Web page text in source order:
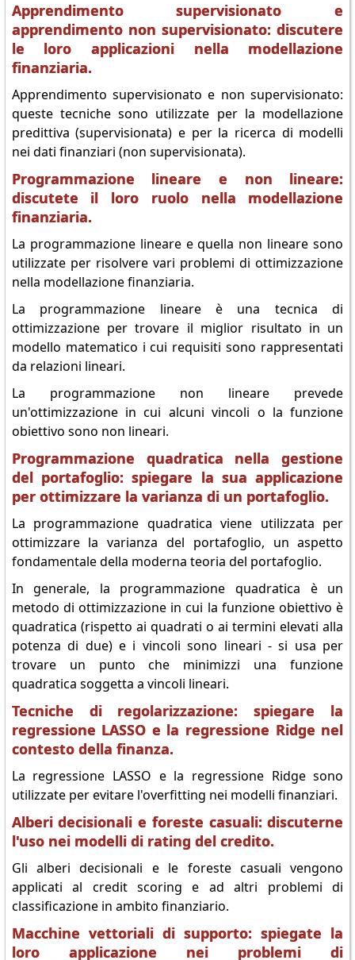
Apprendimento supervisionato e
apprendimento non supervisionato: discutere
le loro applicazioni nella modellazione
finanziaria.
Apprendimento supervisionato e non supervisionato:
queste tecniche sono utilizzate per la modellazione
predittiva (supervisionata) e per la ricerca di modelli
nei dati finanziari (non supervisionata).
Programmazione lineare e non lineare:
discutete il loro ruolo nella modellazione
finanziaria.
La programmazione lineare e quella non lineare sono
utilizzate per risolvere vari problemi di ottimizzazione
nella modellazione finanziaria.
La programmazione lineare è una tecnica di
ottimizzazione per trovare il miglior risultato in un
modello matematico i cui requisiti sono rappresentati
da relazioni lineari.
La programmazione non lineare prevede
un'ottimizzazione in cui alcuni vincoli o la funzione
obiettivo sono non lineari.
Programmazione quadratica nella gestione
del portafoglio: spiegare la sua applicazione
per ottimizzare la varianza di un portafoglio.
La programmazione quadratica viene utilizzata per
ottimizzare la varianza del portafoglio, un aspetto
fondamentale della moderna teoria del portafoglio.
In generale, la programmazione quadratica è un
metodo di ottimizzazione in cui la funzione obiettivo è
quadratica (rispetto ai quadrati o ai termini elevati alla
potenza di due) e i vincoli sono lineari - si usa per
trovare un punto che minimizzi una funzione
quadratica soggetta a vincoli lineari.
Tecniche di regolarizzazione: spiegare la
regressione LASSO e la regressione Ridge nel
contesto della finanza.
La regressione LASSO e la regressione Ridge sono
utilizzate per evitare l'overfitting nei modelli finanziari.
Alberi decisionali e foreste casuali: discuterne
l'uso nei modelli di rating del credito.
Gli alberi decisionali e le foreste casuali vengono
applicati al credit scoring e ad altri problemi di
classificazione in ambito finanziario.
Macchine vettoriali di supporto: spiegate la
loro applicazione nei problemi di